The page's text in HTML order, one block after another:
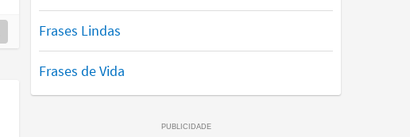
Frases Lindas
Frases de Vida